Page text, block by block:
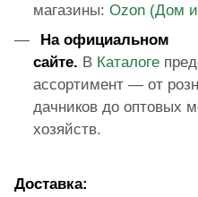
магазины: Ozon (Дом
На официальном
сайте. В Каталоге
ассортимент — от
дачников до оптовых
хозяйств.
Доставка: